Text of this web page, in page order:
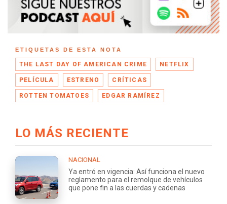
ETIQUETAS DE ESTA NOTA
THE LAST DAY OF AMERICAN CRIME NETFLIX
PELÍCULA ESTRENO CRÍTICAS
ROTTEN TOMATOES EDGAR RAMÍREZ
LO MÁS RECIENTE
NACIONAL
Ya entró en vigencia: Así funciona el nuevo
reglamento para el remolque de vehículos
que pone fin a las cuerdas y cadenas